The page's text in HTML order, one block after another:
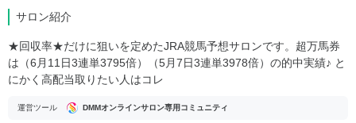
サロン紹介
★回収率★だけに狙いを定めたJRA競馬予想サロンです。超万馬券
は（6月11日3連単3795倍）（5月7日3連単3978倍）の的中実績♪ と
にかく高配当取りたい人はコレ
運営ツール DMMオンラインサロン専用コミュニティ